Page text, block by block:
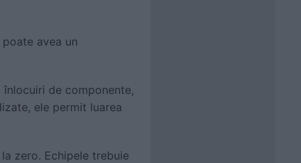
avea un
de componente,
ele permit luarea
zero. Echipele trebuie